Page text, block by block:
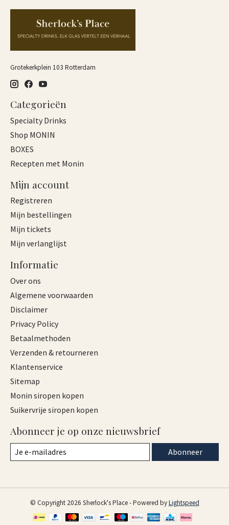
Grotekerkplein 103 Rotterdam
Categorieën
Specialty Drinks
Shop MONIN
BOXES
Recepten met Monin
Mijn account
Registreren
Mijn bestellingen
Mijn tickets
Mijn verlanglijst
Informatie
Over ons
Algemene voorwaarden
Disclaimer
Privacy Policy
Betaalmethoden
Verzenden & retourneren
Klantenservice
Sitemap
Monin siropen kopen
Suikervrije siropen kopen
Abonneer je op onze nieuwsbrief
Abonneer
© Copyright 2026 Sherlock's Place - Powered byLightspeed